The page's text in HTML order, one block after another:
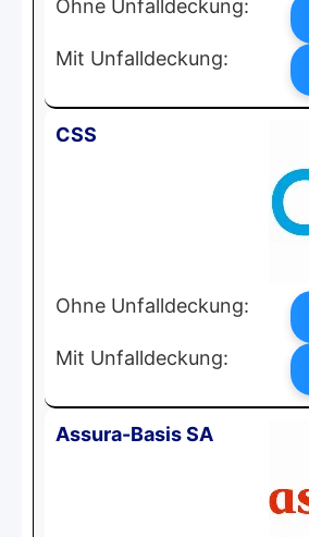
Ohne Unfalldeckung:
Mit Unfalldeckung:
CSS
Ohne Unfalldeckung:
Mit Unfalldeckung:
Assura-Basis SA